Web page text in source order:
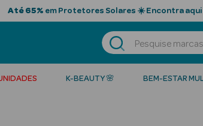
Até 65% em Protetores Solares ☀️ Encontra
K-BEAUTY 🌸 BEM-ESTAR